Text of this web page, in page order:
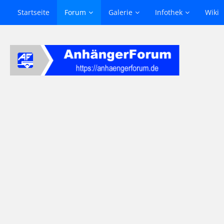
Startseite Forum Galerie Infothek Wiki